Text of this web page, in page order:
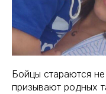
Бойцы стараются
призывают родных